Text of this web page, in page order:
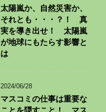
太陽嵐か、自然災害か、
それとも・・・？！ 真
実を導き出せ！ 太陽嵐
が地球にもたらす影響と
は
2024/06/28
マスコミの仕事は重要な
ことを隠すこと！ マス